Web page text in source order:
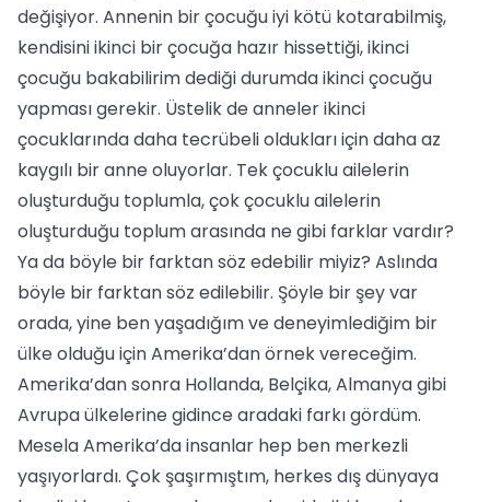
değişiyor. Annenin bir çocuğu iyi kötü kotarabilmiş,
kendisini ikinci bir çocuğa hazır hissettiği, ikinci
çocuğu bakabilirim dediği durumda ikinci çocuğu
yapması gerekir. Üstelik de anneler ikinci
çocuklarında daha tecrübeli oldukları için daha az
kaygılı bir anne oluyorlar. Tek çocuklu ailelerin
oluşturduğu toplumla, çok çocuklu ailelerin
oluşturduğu toplum arasında ne gibi farklar vardır?
Ya da böyle bir farktan söz edebilir miyiz? Aslında
böyle bir farktan söz edilebilir. Şöyle bir şey var
orada, yine ben yaşadığım ve deneyimlediğim bir
ülke olduğu için Amerika’dan örnek vereceğim.
Amerika’dan sonra Hollanda, Belçika, Almanya gibi
Avrupa ülkelerine gidince aradaki farkı gördüm.
Mesela Amerika’da insanlar hep ben merkezli
yaşıyorlardı. Çok şaşırmıştım, herkes dış dünyaya